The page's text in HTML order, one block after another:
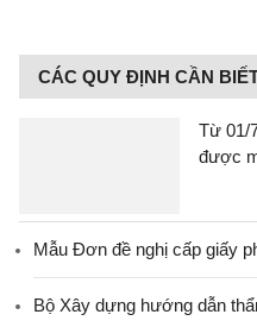
CÁC QUY ĐỊNH CẦN
Từ 01/
được
Mẫu Đơn đề nghị cấp giấy
Bộ Xây dựng hướng dẫn